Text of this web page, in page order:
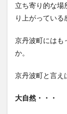
立ち寄り的な場
り上がっている
京丹波町にはも
か。
京丹波町と言え
大自然・・・